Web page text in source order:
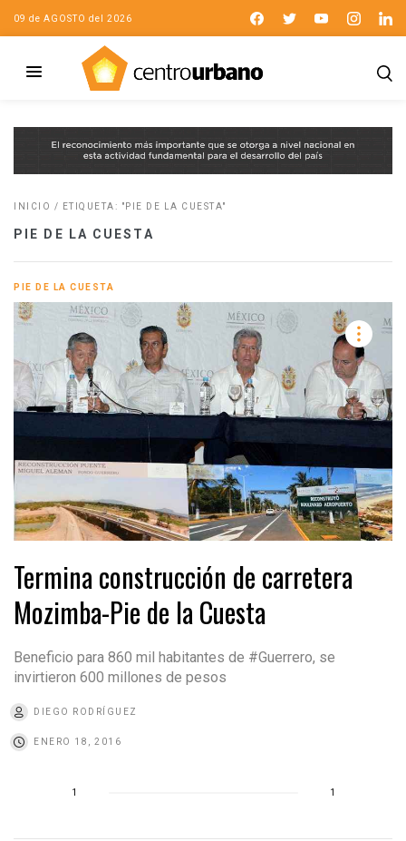
09 de AGOSTO del 2026
INICIO / ETIQUETA: "PIE DE LA CUESTA"
PIE DE LA CUESTA
PIE DE LA CUESTA
Termina construcción de carretera
Mozimba-Pie de la Cuesta
Beneficio para 860 mil habitantes de #Guerrero, se
invirtieron 600 millones de pesos
DIEGO RODRÍGUEZ
ENERO 18, 2016
1 1